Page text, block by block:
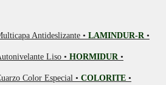
Antideslizante • LAMINDUR-R •
Liso • HORMIDUR •
Color Especial • COLORITE •